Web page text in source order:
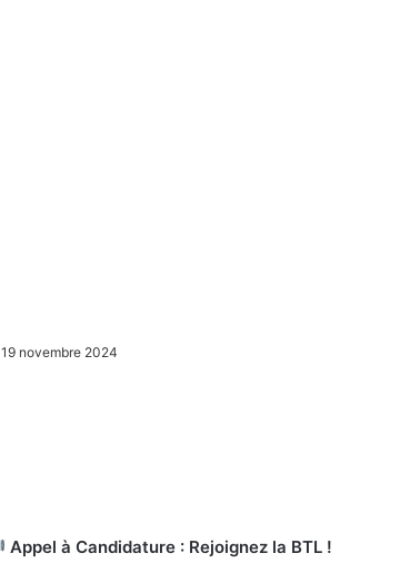
19 novembre 2024
Appel à Candidature : Rejoignez la BTL !